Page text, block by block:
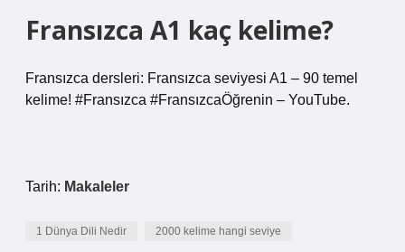
Fransızca A1 kaç kelime?
Fransızca dersleri: Fransızca seviyesi A1 – 90 temel
kelime! #Fransızca #FransızcaÖğrenin – YouTube.
Tarih: Makaleler
1 Dünya Dili Nedir 2000 kelime hangi seviye